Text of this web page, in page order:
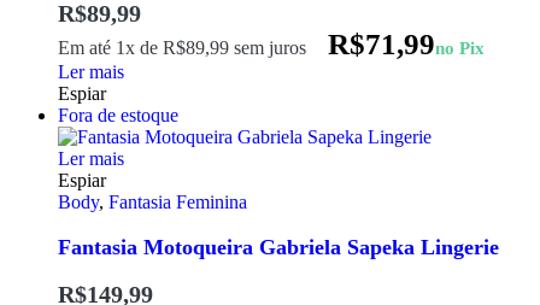
R$89,99
Em até 1x de R$89,99 sem juros R$71,99no Pix
Ler mais
Espiar
Fora de estoque
Ler mais
Espiar
Body, Fantasia Feminina
Fantasia Motoqueira Gabriela Sapeka Lingerie
R$149,99